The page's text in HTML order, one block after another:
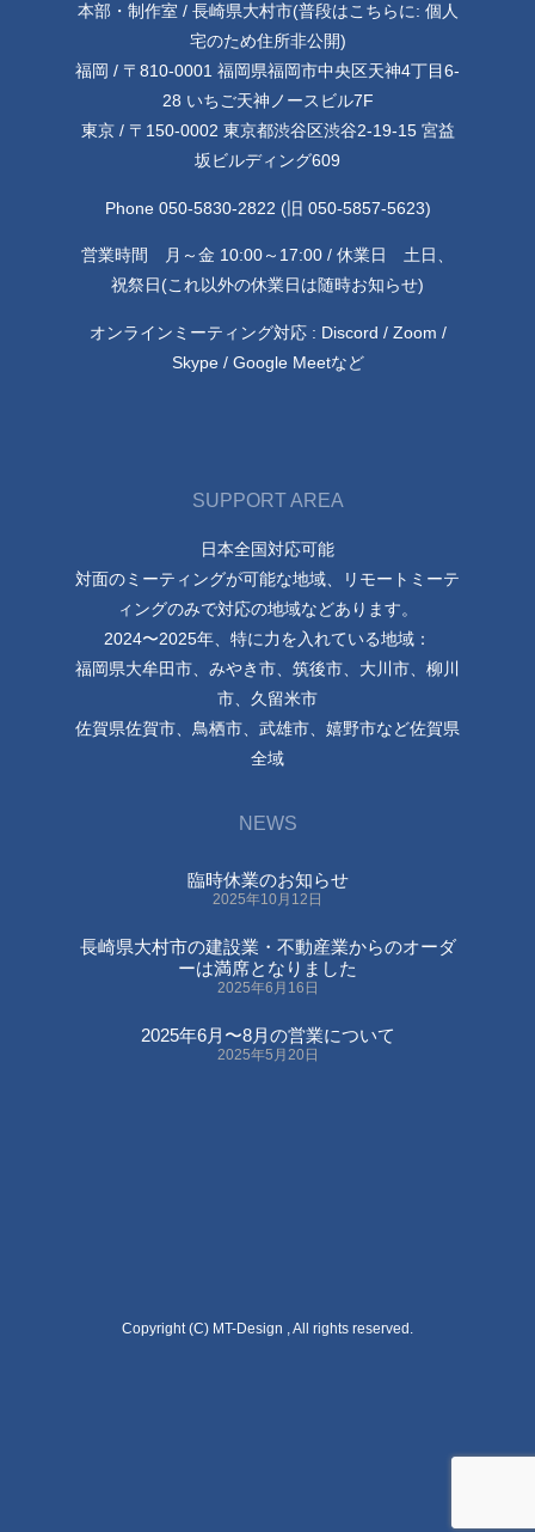
本部・制作室 / 長崎県大村市(普段はこちらに: 個人
宅のため住所非公開)
福岡 / 〒810-0001 福岡県福岡市中央区天神4丁目6-
28 いちご天神ノースビル7F
東京 / 〒150-0002 東京都渋谷区渋谷2-19-15 宮益
坂ビルディング609
Phone 050-5830-2822 (旧 050-5857-5623)
営業時間 月～金 10:00～17:00 / 休業日 土日、
祝祭日(これ以外の休業日は随時お知らせ)
オンラインミーティング対応 : Discord / Zoom /
Skype / Google Meetなど
SUPPORT AREA
日本全国対応可能
対面のミーティングが可能な地域、リモートミーテ
ィングのみで対応の地域などあります。
2024〜2025年、特に力を入れている地域：
福岡県大牟田市、みやき市、筑後市、大川市、柳川
市、久留米市
佐賀県佐賀市、鳥栖市、武雄市、嬉野市など佐賀県
全域
NEWS
臨時休業のお知らせ
2025年10月12日
長崎県大村市の建設業・不動産業からのオーダ
ーは満席となりました
2025年6月16日
2025年6月〜8月の営業について
2025年5月20日
Copyright (C) MT-Design , All rights reserved.